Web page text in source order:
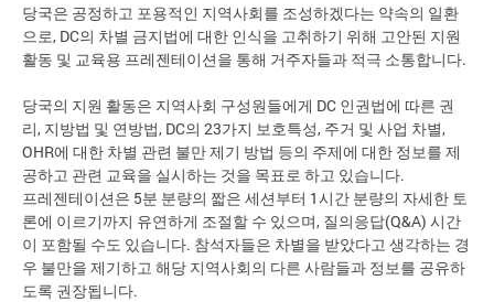
당국은 공정하고 포용적인 지역사회를 조성하겠다는 약속의 일환
으로, DC의 차별 금지법에 대한 인식을 고취하기 위해 고안된 지원
활동 및 교육용 프레젠테이션을 통해 거주자들과 적극 소통합니다.
당국의 지원 활동은 지역사회 구성원들에게 DC 인권법에 따른 권
리, 지방법 및 연방법, DC의 23가지 보호특성, 주거 및 사업 차별,
OHR에 대한 차별 관련 불만 제기 방법 등의 주제에 대한 정보를 제
공하고 관련 교육을 실시하는 것을 목표로 하고 있습니다.
프레젠테이션은 5분 분량의 짧은 세션부터 1시간 분량의 자세한 토
론에 이르기까지 유연하게 조절할 수 있으며, 질의응답(Q&A) 시간
이 포함될 수도 있습니다. 참석자들은 차별을 받았다고 생각하는 경
우 불만을 제기하고 해당 지역사회의 다른 사람들과 정보를 공유하
도록 권장됩니다.